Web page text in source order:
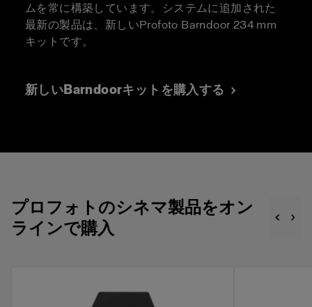
ムを常に構築しています。システムに追加された
最新の製品は、新しいProfoto Barndoor 234 mm
キットです。
新しいBarndoorキットを購入する
プロフォトのシネマ製品をオン
ラインで購入